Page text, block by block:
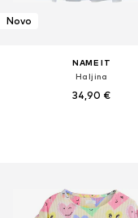
Novo
NAME IT
Haljina
34,90 €